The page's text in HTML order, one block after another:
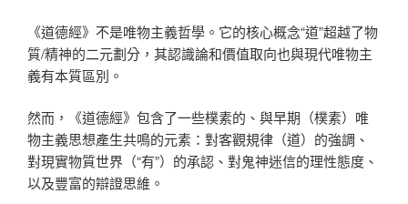
《道德經》不是唯物主義哲學。它的核心概念“道”超越了物
質/精神的二元劃分，其認識論和價值取向也與現代唯物主
義有本質區別。
然而，《道德經》包含了一些樸素的、與早期（樸素）唯
物主義思想產生共鳴的元素：對客觀規律（道）的強調、
對現實物質世界（“有”）的承認、對鬼神迷信的理性態度、
以及豐富的辯證思維。